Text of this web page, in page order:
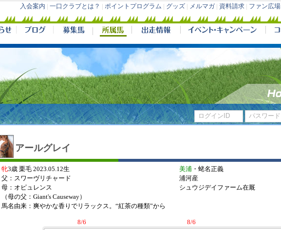
入会案内 一口クラブとは？ ポイントプログラム グッズ メルマガ| 資料請求 ファン広場
アールグレイ
牝3歳 栗毛 2023.05.12生 美浦 ・蛯名正義
父：スワーヴリチャード
浦河産
母：オピュレンス
シュウジデイファーム在厩
（母の父：Giant's Causeway）
馬名由来：爽やかな香りでリラックス。“紅茶の種類”から
8/6 8/6